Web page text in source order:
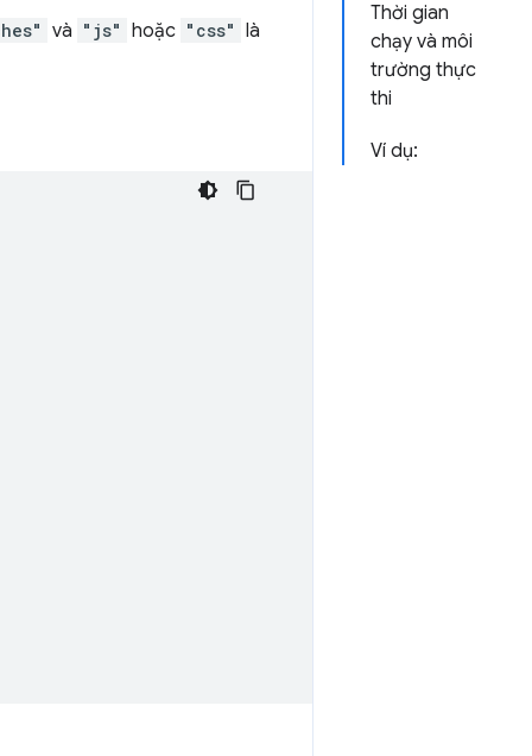
Thời gian
chạy và môi
trường thực
thi
Ví dụ:
và "js" hoặc "css" là